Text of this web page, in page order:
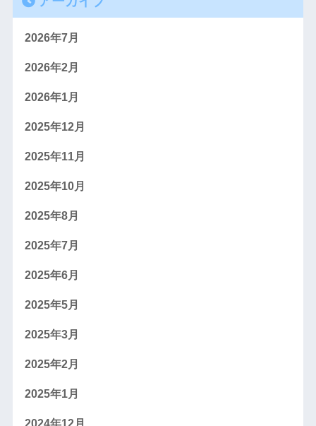
2026年7月
2026年2月
2026年1月
2025年12月
2025年11月
2025年10月
2025年8月
2025年7月
2025年6月
2025年5月
2025年3月
2025年2月
2025年1月
2024年12月